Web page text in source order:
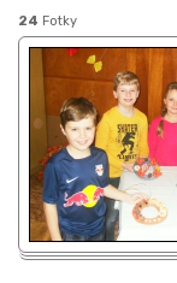
24 Fotky